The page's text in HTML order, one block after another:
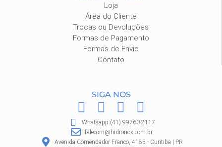
Loja
Área do Cliente
Trocas ou Devoluções
Formas de Pagamento
Formas de Envio
Contato
SIGA NOS
F
a
c
I
n
s
P
i
n
W
h
a
Whatsapp:(41) 99760-2117
falecom@hidronox.com.br
Avenida Comendador Franco, 4185 - Curitiba | PR